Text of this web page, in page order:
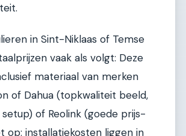
in Sint-Niklaas of Temse
vaak als volgt: Deze
materiaal van merken
of Dahua (topkwaliteit beeld,
of Reolink (goede prijs-
op: installatiekosten liggen in